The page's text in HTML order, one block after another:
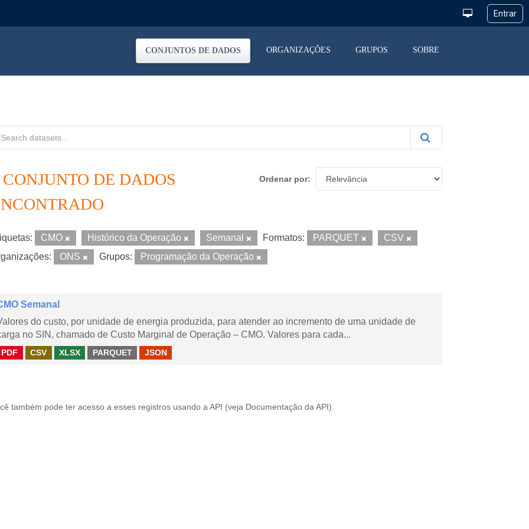
CONJUNTOS DE DADOS ORGANIZAÇÕES GRUPOS SOBRE
Ordenar por
CONJUNTO DE DADOS
CMO Histórico da Operação Semanal Formatos: PARQUET
CSV
ONS Grupos: Programação da Operação
Semanal
do custo, por unidade de energia produzida, para atender ao incremento de uma unidade de
no SIN, chamado de Custo Marginal de Operação – CMO. Valores para cada...
PDF CSV XLSX PARQUET JSON
também pode ter acesso a esses registros usando a API (veja Documentação da API ).